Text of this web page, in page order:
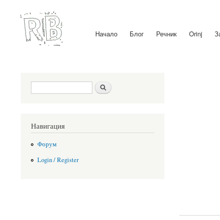
Main menu Начало Блог Речник Orinj
Search form
Навигация
Форум
Login / Register